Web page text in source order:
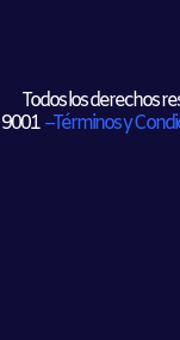
Todos los derechos
9001–Términos y